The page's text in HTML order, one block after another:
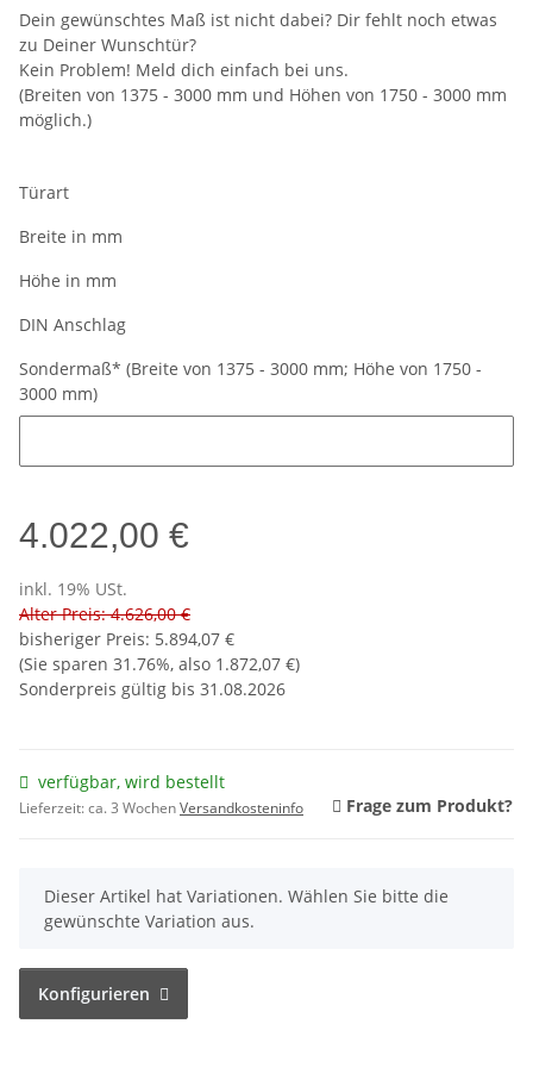
Dein gewünschtes Maß ist nicht dabei? Dir fehlt noch etwas
zu Deiner Wunschtür?
Kein Problem! Meld dich einfach bei uns.
(Breiten von 1375 - 3000 mm und Höhen von 1750 - 3000 mm
möglich.)
Türart
Breite in mm
Höhe in mm
DIN Anschlag
Sondermaß* (Breite von 1375 - 3000 mm; Höhe von 1750 -
3000 mm)
4.022,00 €
inkl. 19% USt.
Alter Preis: 4.626,00 €
bisheriger Preis: 5.894,07 €
(Sie sparen 31.76%, also 1.872,07 €)
Sonderpreis gültig bis 31.08.2026
verfügbar, wird bestellt
Lieferzeit:ca. 3 WochenVersandkosteninfo Frage zum Produkt?
x
Dieser Artikel hat Variationen. Wählen Sie bitte die
gewünschte Variation aus.
Konfigurieren